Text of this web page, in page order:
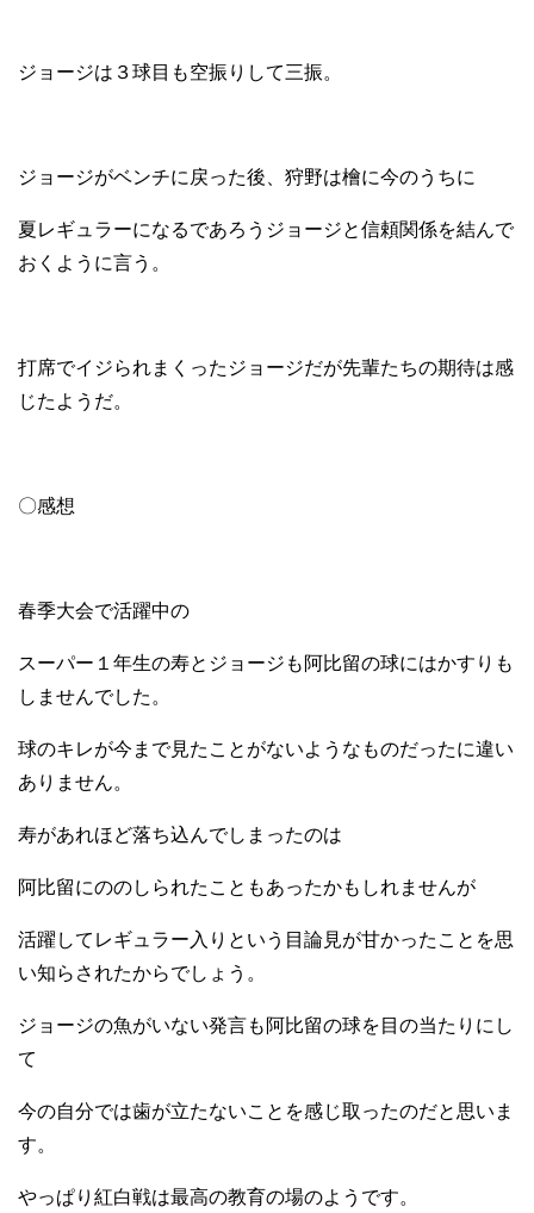
ジョージは３球目も空振りして三振。
ジョージがベンチに戻った後、狩野は檜に今のうちに
夏レギュラーになるであろうジョージと信頼関係を結んで
おくように言う。
打席でイジられまくったジョージだが先輩たちの期待は感
じたようだ。
〇感想
春季大会で活躍中の
スーパー１年生の寿とジョージも阿比留の球にはかすりも
しませんでした。
球のキレが今まで見たことがないようなものだったに違い
ありません。
寿があれほど落ち込んでしまったのは
阿比留にののしられたこともあったかもしれませんが
活躍してレギュラー入りという目論見が甘かったことを思
い知らされたからでしょう。
ジョージの魚がいない発言も阿比留の球を目の当たりにし
て
今の自分では歯が立たないことを感じ取ったのだと思いま
す。
やっぱり紅白戦は最高の教育の場のようです。